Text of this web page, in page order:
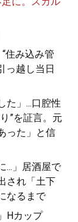
住み込み管
っ越し当日
た」...口腔性
”を証言。元
った」と信
...」居酒屋で
され「土下
なるまで
Hカップ